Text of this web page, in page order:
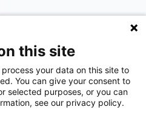
this site
your data on this site to
You can give your consent to
selected purposes, or you can
see our privacy policy.